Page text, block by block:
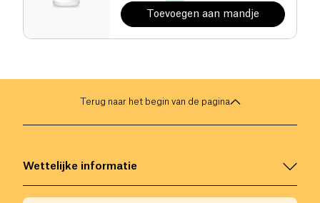
Toevoegen aan mandje
Terug naar het begin van de pagina
Wettelijke informatie